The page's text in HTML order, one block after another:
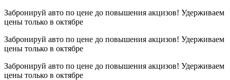
Забронируй авто по цене до повышения акцизов! Удерживаем
цены только в октябре
Забронируй авто по цене до повышения акцизов! Удерживаем
цены только в октябре
Забронируй авто по цене до повышения акцизов! Удерживаем
цены только в октябре